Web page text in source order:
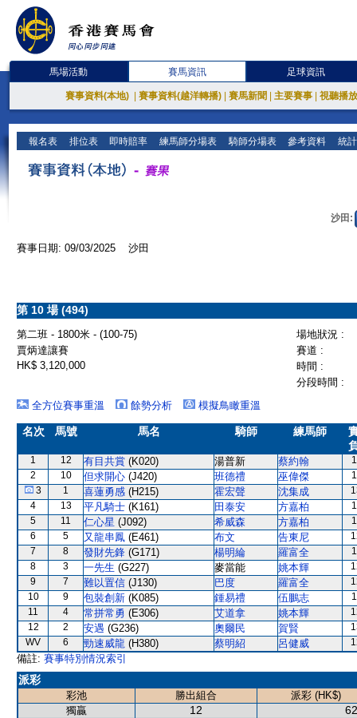
馬場活動 賽馬資訊 足球資訊
賽事資料(本地) 賽事資料(越洋轉播) 賽馬新聞 主要賽事 視聽播
報名表 排位表 即時賠率 練馬師分場表 騎師分場表 參考資料 統
沙田:
賽事日期: 09/03/2025 沙田
第 10 場 (494)
第二班 - 1800米 - (100-75)
場地狀況 :
賈炳達讓賽
賽道 :
HK$ 3,120,000
時間 :
分段時間 :
全方位賽事重溫
餘勢分析 模擬鳥瞰重溫
名次 馬號 馬名 騎師 練馬師
1 12 有目共賞 (K020) 湯普新 蔡約翰
2
10 但求開心 (J420) 班德禮 巫偉傑
3
1 喜蓮勇感 (H215) 霍宏聲 沈集成
4
13 平凡騎士 (K161) 田泰安 方嘉柏
5
11 仁心星 (J092) 希威森 方嘉柏
6
5 又龍串鳳 (E461) 布文 告東尼
7
8 發財先鋒 (G171) 楊明綸 羅富全
8
3 一先生 (G227) 麥當能 姚本輝
9
7 難以置信 (J130) 巴度 羅富全
10
9 包裝創新 (K085) 鍾易禮 伍鵬志
11
4 常拼常勇 (E306) 艾道拿 姚本輝
12
2 安遇 (G236) 奧爾民 賀賢
WV
6 勁速威龍 (H380) 蔡明紹 呂健威
備註: 賽事特別情況索引
派彩
彩池 勝出組合
派彩 (HK$)
獨贏
12